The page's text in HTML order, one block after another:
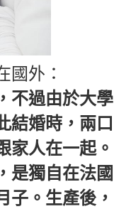
國外：
不過由於大學
結婚時，兩口
家人在一起。
是獨自在法國
子。生產後，